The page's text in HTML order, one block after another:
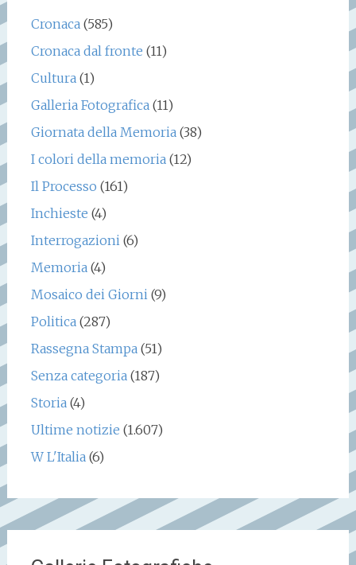
Cronaca (585)
Cronaca dal fronte (11)
Cultura (1)
Galleria Fotografica (11)
Giornata della Memoria (38)
I colori della memoria (12)
Il Processo (161)
Inchieste (4)
Interrogazioni (6)
Memoria (4)
Mosaico dei Giorni (9)
Politica (287)
Rassegna Stampa (51)
Senza categoria (187)
Storia (4)
Ultime notizie (1.607)
W L'Italia (6)